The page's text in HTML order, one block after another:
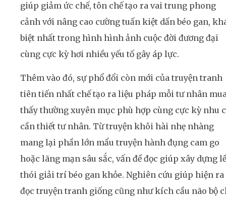
giúp giảm ức chế, tôn chế tạo ra vai trung phong
cảnh với nâng cao cường tuấn kiệt dấn béo gan,
biệt nhất trong hình hình ảnh cuộc đời đương đại
cùng cực kỳ hơi nhiều yếu tố gây áp lực.
Thêm vào đó, sự phổ đổi còn mới của truyện tranh
tiên tiến nhất chế tạo ra liệu pháp mỗi tư nhân
thấy thường xuyên mục phù hợp cùng cực kỳ nhu
cần thiết tư nhân. Từ truyện khôi hài nhẹ nhàng
mang lại phần lớn mẩu truyện hành đụng cam go
hoặc lãng mạn sâu sắc, vấn đề đọc giúp xây dựng lề
thói giải trí béo gan khỏe. Nghiên cứu giúp hiện ra
đọc truyện tranh giống cũng như kích cầu não bộ